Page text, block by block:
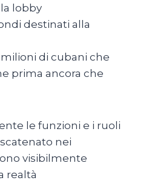
lobby
destinati alla
di cubani che
prima ancora che
le funzioni e i ruoli
nei
visibilmente
realtà